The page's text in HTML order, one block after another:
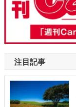
注目記事